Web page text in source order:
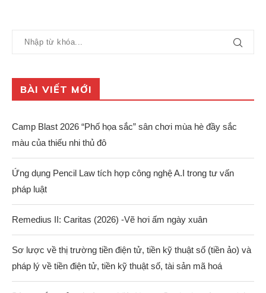
BÀI VIẾT MỚI
Camp Blast 2026 “Phố họa sắc” sân chơi mùa hè đầy sắc
màu của thiếu nhi thủ đô
Ứng dụng Pencil Law tích hợp công nghệ A.I trong tư vấn
pháp luật
Remedius II: Caritas (2026) -Vẽ hơi ấm ngày xuân
Sơ lược về thị trường tiền điện tử, tiền kỹ thuật số (tiền ảo) và
pháp lý về tiền điện tử, tiền kỹ thuật số, tài sản mã hoá